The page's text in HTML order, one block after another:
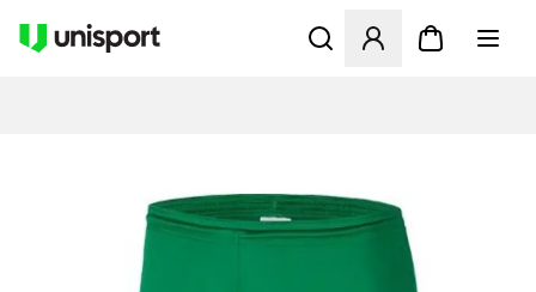
Åbner en Modal til at